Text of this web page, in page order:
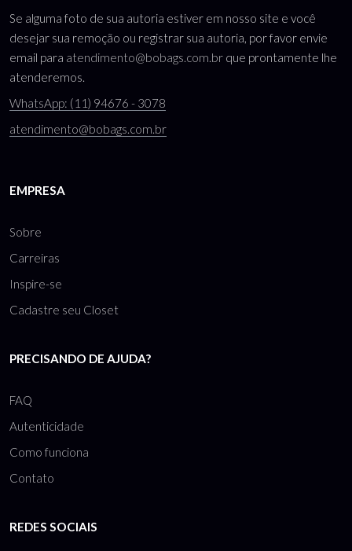
Se alguma foto de sua autoria estiver em nosso site e você
desejar sua remoção ou registrar sua autoria, por favor envie
email para atendimento@bobags.com.br que prontamente lhe
atenderemos.
WhatsApp: (11) 94676 - 3078
atendimento@bobags.com.br
EMPRESA
Sobre
Carreiras
Inspire-se
Cadastre seu Closet
PRECISANDO DE AJUDA?
FAQ
Autenticidade
Como funciona
Contato
REDES SOCIAIS